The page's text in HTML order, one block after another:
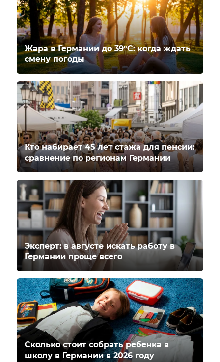
Жара в Германии до 39°C: когда ждать
смену погоды
Кто набирает 45 лет стажа для пенсии:
сравнение по регионам Германии
Эксперт: в августе искать работу в
Германии проще всего
Сколько стоит собрать ребенка в
школу в Германии в 2026 году